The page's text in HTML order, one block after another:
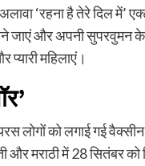
‘रहना है तेरे दिल में’
जाएं और अपनी सुपरवुमन
महिलाएं।
लोगों को लगाई गई
और मराठी में 28 सितंबर को